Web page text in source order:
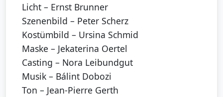
Licht – Ernst Brunner
Szenenbild – Peter Scherz
Kostümbild – Ursina Schmid
Maske – Jekaterina Oertel
Casting – Nora Leibundgut
Musik – Bálint Dobozi
Ton – Jean-Pierre Gerth